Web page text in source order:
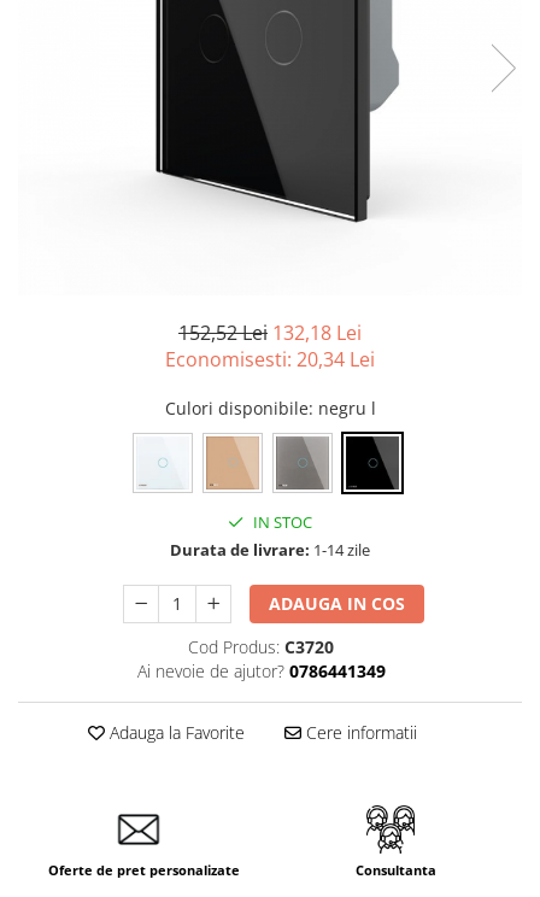
152,52 Lei 132,18 Lei
Economisesti: 20,34 Lei
Culori disponibile: negru l
IN STOC
Durata de livrare: 1-14 zile
ADAUGA IN COS
Cod Produs: C3720
Ai nevoie de ajutor? 0786441349
Adauga la Favorite Cere informatii
Oferte de pret personalizate Consultanta